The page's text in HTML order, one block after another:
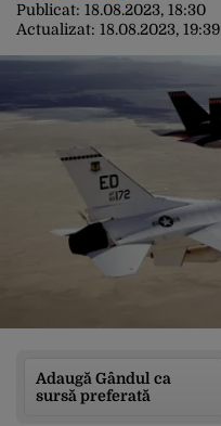
Publicat: 18.08.2023, 18:30
Actualizat: 18.08.2023, 19:39
Adaugă Gândul ca
sursă preferată